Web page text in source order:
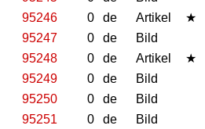
95246
0 de Artikel ★
95247
0 de Bild
95248
0 de Artikel ★
95249
0 de Bild
95250
0 de Bild
95251
0 de Bild